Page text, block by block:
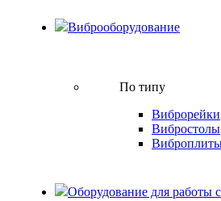
Виброоборудование
По типу
Виброрейки
Вибростолы
Оборудование для работы